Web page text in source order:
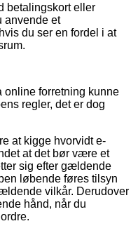
betalingskort eller
anvende et
du ser en fordel i at
online forretning kunne
regler, det er dog
at kigge hvorvidt e-
at det bør være et
sig efter gældende
løbende føres tilsyn
vilkår. Derudover
hånd, når du